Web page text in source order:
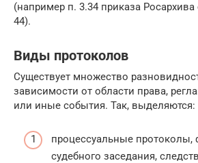
(например п. 3.34 приказа
44).
Виды протоколов
Существует множество
зависимости от области права,
или иные события. Так, выделяются:
процессуальные протоколы,
судебного заседания,